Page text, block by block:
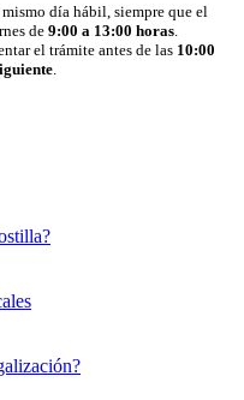
mismo día hábil, siempre que el
de 9:00 a 13:00 horas.
el trámite antes de las 10:00
.